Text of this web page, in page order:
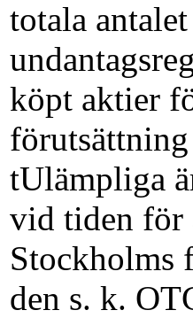
totala
köpt aktier
tUlämpliga
vid tiden för
Stock­holms
den s. k.